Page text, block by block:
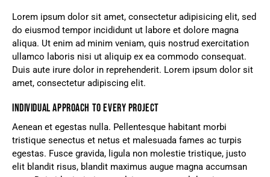
Lorem ipsum dolor sit amet, consectetur adipisicing elit, sed
do eiusmod tempor incididunt ut labore et dolore magna
aliqua. Ut enim ad minim veniam, quis nostrud exercitation
ullamco laboris nisi ut aliquip ex ea commodo consequat.
Duis aute irure dolor in reprehenderit. Lorem ipsum dolor sit
amet, consectetur adipiscing elit.
INDIVIDUAL APPROACH TO EVERY PROJECT
Aenean et egestas nulla. Pellentesque habitant morbi
tristique senectus et netus et malesuada fames ac turpis
egestas. Fusce gravida, ligula non molestie tristique, justo
elit blandit risus, blandit maximus augue magna accumsan